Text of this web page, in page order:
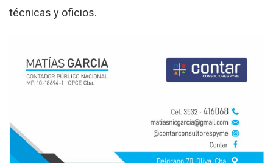
técnicas y oficios.